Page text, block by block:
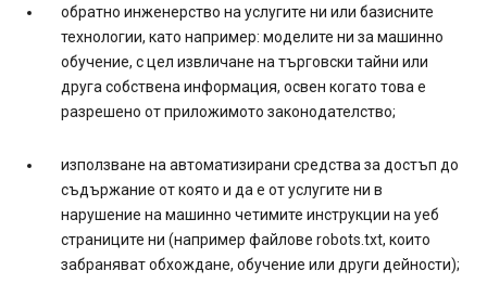
обратно инженерство на услугите ни или базисните
технологии, като например: моделите ни за машинно
обучение, с цел извличане на търговски тайни или
друга собствена информация, освен когато това е
разрешено от приложимото законодателство;
използване на автоматизирани средства за достъп до
съдържание от която и да е от услугите ни в
нарушение на машинно четимите инструкции на уеб
страниците ни (например файлове robots.txt, които
забраняват обхождане, обучение или други дейности);